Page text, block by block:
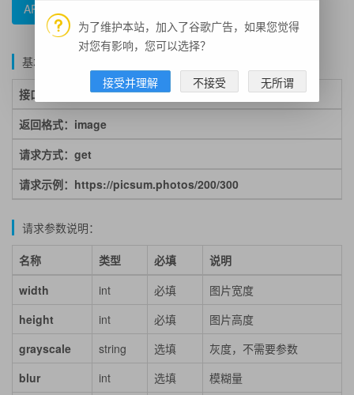
API文档
基本说明：
接口地址：
https://picsum.photos/{width}/{height}
返回格式：image
请求方式：get
请求示例：https://picsum.photos/200/300
请求参数说明：
名称 类型 必填
说明
width
int 必填
图片宽度
height
int 必填
图片高度
grayscale
string 选填
灰度，不需要参数
blur
int 选填
模糊量
为了维护本站，加入了谷歌广告，如果您觉得
对您有影响，您可以选择？
接受并理解 不接受 无所谓